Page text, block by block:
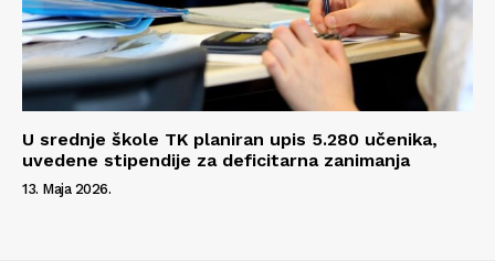
U srednje škole TK planiran upis 5.280 učenika,
uvedene stipendije za deficitarna zanimanja
13. Maja 2026.